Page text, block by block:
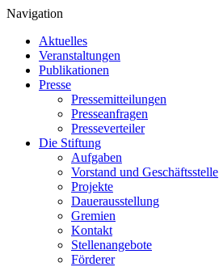
Navigation
Aktuelles
Veranstaltungen
Publikationen
Presse
Pressemitteilungen
Presseanfragen
Presseverteiler
Die Stiftung
Aufgaben
Vorstand und Geschäftsstelle
Projekte
Dauerausstellung
Gremien
Kontakt
Stellenangebote
Förderer